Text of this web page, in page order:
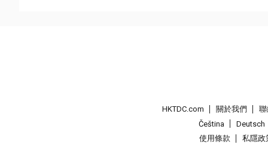
HKTDC.com 關於我們
Čeština
Deutsch
使用條款
私隱政